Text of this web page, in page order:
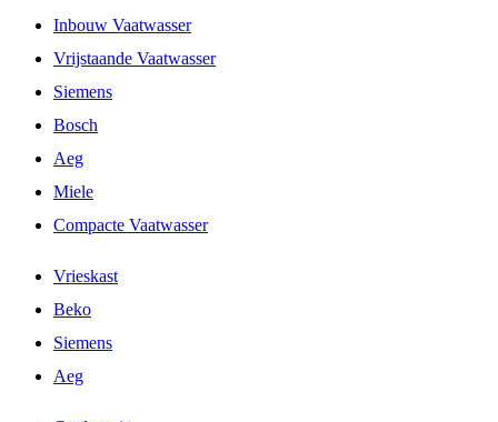
Inbouw Vaatwasser
Vrijstaande Vaatwasser
Siemens
Bosch
Aeg
Miele
Compacte Vaatwasser
Vrieskast
Beko
Siemens
Aeg